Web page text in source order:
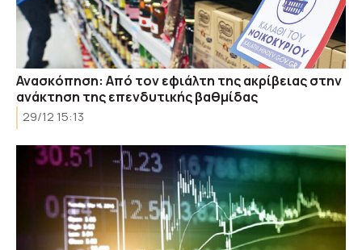
Ανασκόπηση: Από τον εφιάλτη της ακρίβειας στην
ανάκτηση της επενδυτικής βαθμίδας
29/12 15:13